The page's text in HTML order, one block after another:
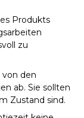
Produkts
zu
den
ab. Sie sollten
Zustand sind.